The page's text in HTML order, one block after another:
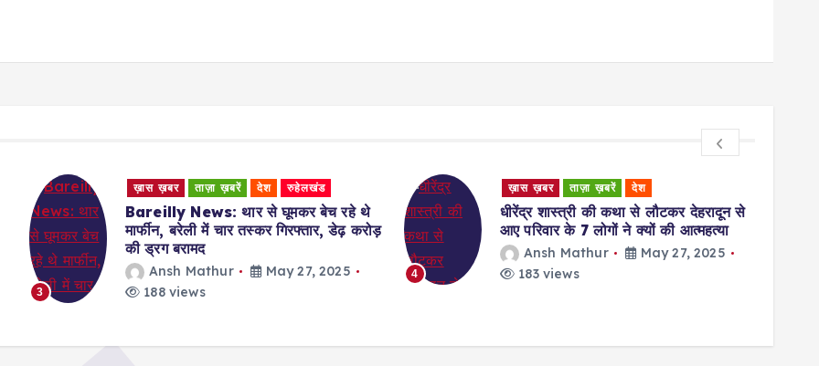
3
ख़ास ख़बर ताज़ा ख़बरें देश रुहेलखंड
Bareilly News: थार से घूमकर बेच रहे थे
मार्फीन, बरेली में चार तस्कर गिरफ्तार, डेढ़ करोड़
की ड्रग बरामद
Ansh Mathur
May 27, 2025
188 views
4
ख़ास ख़बर ताज़ा ख़बरें देश
धीरेंद्र शास्त्री की कथा से लौटकर देहरादून से
आए परिवार के 7 लोगों ने क्यों की आत्महत्या
Ansh Mathur
May 27, 2025
183 views